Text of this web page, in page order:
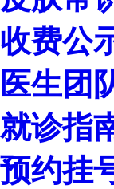
收费公
医生团
就诊指
预约挂